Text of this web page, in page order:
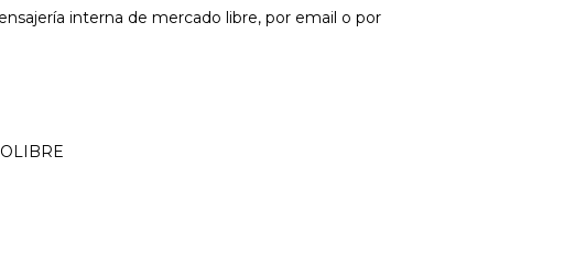
interna de mercado libre, por email o por